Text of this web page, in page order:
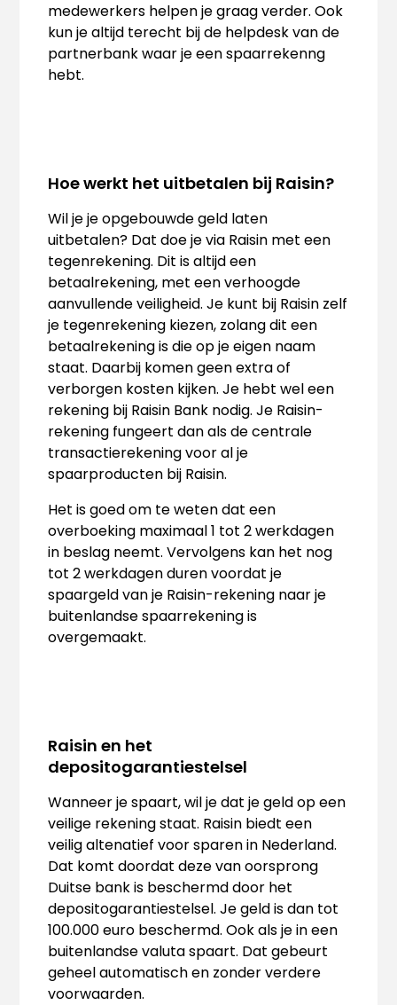
medewerkers helpen je graag verder. Ook
kun je altijd terecht bij de helpdesk van de
partnerbank waar je een spaarrekenng
hebt.
Hoe werkt het uitbetalen bij Raisin?
Wil je je opgebouwde geld laten
uitbetalen? Dat doe je via Raisin met een
tegenrekening. Dit is altijd een
betaalrekening, met een verhoogde
aanvullende veiligheid. Je kunt bij Raisin zelf
je tegenrekening kiezen, zolang dit een
betaalrekening is die op je eigen naam
staat. Daarbij komen geen extra of
verborgen kosten kijken. Je hebt wel een
rekening bij Raisin Bank nodig. Je Raisin-
rekening fungeert dan als de centrale
transactierekening voor al je
spaarproducten bij Raisin.
Het is goed om te weten dat een
overboeking maximaal 1 tot 2 werkdagen
in beslag neemt. Vervolgens kan het nog
tot 2 werkdagen duren voordat je
spaargeld van je Raisin-rekening naar je
buitenlandse spaarrekening is
overgemaakt.
Raisin en het
depositogarantiestelsel
Wanneer je spaart, wil je dat je geld op een
veilige rekening staat. Raisin biedt een
veilig altenatief voor sparen in Nederland.
Dat komt doordat deze van oorsprong
Duitse bank is beschermd door het
depositogarantiestelsel. Je geld is dan tot
100.000 euro beschermd. Ook als je in een
buitenlandse valuta spaart. Dat gebeurt
geheel automatisch en zonder verdere
voorwaarden.